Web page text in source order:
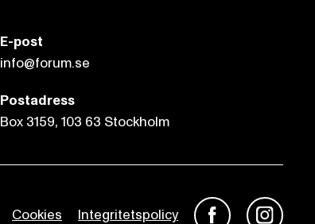
E-post
info@forum.se
Postadress
Box 3159, 103 63 Stockholm
Cookies Integritetspolicy